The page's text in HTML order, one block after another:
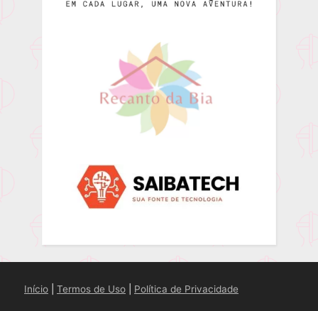
Início Termos de Uso Política de Privacidade